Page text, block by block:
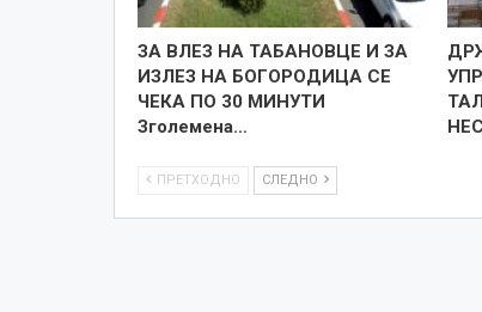
ЗА ВЛЕЗ НА ТАБАНОВЦЕ И ЗА
ИЗЛЕЗ НА БОГОРОДИЦА СЕ
ЧЕКА ПО 30 МИНУТИ
Зголемена…
ПРЕТХОДНО СЛЕДНО